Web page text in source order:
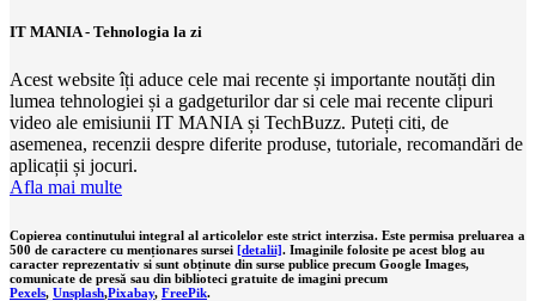
IT MANIA - Tehnologia la zi
Acest website îți aduce cele mai recente și importante noutăți din
lumea tehnologiei și a gadgeturilor dar si cele mai recente clipuri
video ale emisiunii IT MANIA și TechBuzz. Puteți citi, de
asemenea, recenzii despre diferite produse, tutoriale, recomandări de
aplicații și jocuri.
Afla mai multe
Copierea continutului integral al articolelor este strict interzisa. Este permisa preluarea a
500 de caractere cu menționares sursei [detalii]. Imaginile folosite pe acest blog au
caracter reprezentativ si sunt obținute din surse publice precum Google Images,
comunicate de presă sau din biblioteci gratuite de imagini precum
Pexels, Unsplash,Pixabay, FreePik.